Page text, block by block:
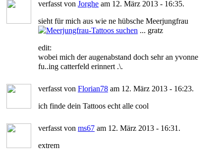
verfasst von Jorghe am 12. März 2013 - 16:35.
sieht für mich aus wie ne hübsche Meerjungfrau
... gratz
edit:
wobei mich der augenabstand doch sehr an yvonne
fu..ing catterfeld erinnert .\.
verfasst von Florian78 am 12. März 2013 - 16:23.
ich finde dein Tattoos echt alle cool
verfasst von ms67 am 12. März 2013 - 16:31.
extrem